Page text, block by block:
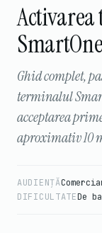
SmartOne
Ghid complet,
terminalul
acceptarea
aproximativ 10
AUDIENȚĂ
DIFICULTATEDe